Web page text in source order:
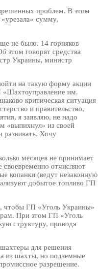
проблем. В этом
сумму,
не было. 14 горняков
этом говорят средства
Украины, министр
на такую форму акции
«Шахтоуправление им.
критическая ситуация
и правительство,
я заявляю, не надо
«выпихнул» из своей
развивать. Хочу
месяцев не принимает
отчисляют
копанки (ведут незаконную
добытое топливо ГП
чтобы ГП «Уголь Украины»
При этом ГП «Уголь
структуру, проводя
для решения
из шахты, но подземные
разрешение.